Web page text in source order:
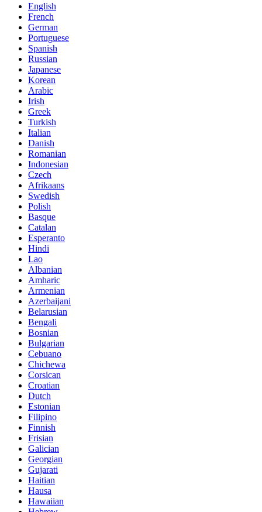
English
French
German
Portuguese
Spanish
Russian
Japanese
Korean
Arabic
Irish
Greek
Turkish
Italian
Danish
Romanian
Indonesian
Czech
Afrikaans
Swedish
Polish
Basque
Catalan
Esperanto
Hindi
Lao
Albanian
Amharic
Armenian
Azerbaijani
Belarusian
Bengali
Bosnian
Bulgarian
Cebuano
Chichewa
Corsican
Croatian
Dutch
Estonian
Filipino
Finnish
Frisian
Galician
Georgian
Gujarati
Haitian
Hausa
Hawaiian